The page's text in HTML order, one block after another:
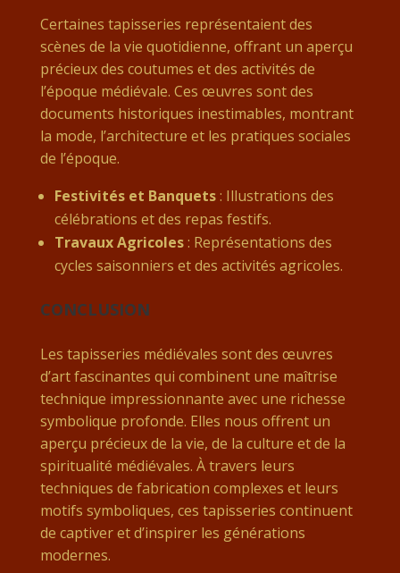
Certaines tapisseries représentaient des
scènes de la vie quotidienne, offrant un aperçu
précieux des coutumes et des activités de
l’époque médiévale. Ces œuvres sont des
documents historiques inestimables, montrant
la mode, l’architecture et les pratiques sociales
de l’époque.
Festivités et Banquets: Illustrations des
célébrations et des repas festifs.
Travaux Agricoles: Représentations des
cycles saisonniers et des activités agricoles.
CONCLUSION
Les tapisseries médiévales sont des œuvres
d’art fascinantes qui combinent une maîtrise
technique impressionnante avec une richesse
symbolique profonde. Elles nous offrent un
aperçu précieux de la vie, de la culture et de la
spiritualité médiévales. À travers leurs
techniques de fabrication complexes et leurs
motifs symboliques, ces tapisseries continuent
de captiver et d’inspirer les générations
modernes.